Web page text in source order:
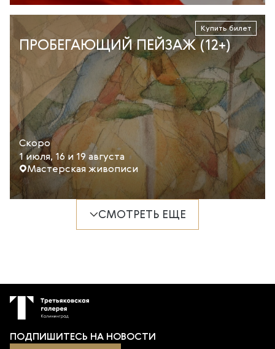
Купить билет
ПРОБЕГАЮЩИЙ ПЕЙЗАЖ (12+)
Скоро
1 июля, 16 и 19 августа
Мастерская живописи
СМОТРЕТЬ ЕЩЕ
ПОДПИШИТЕСЬ НА НОВОСТИ